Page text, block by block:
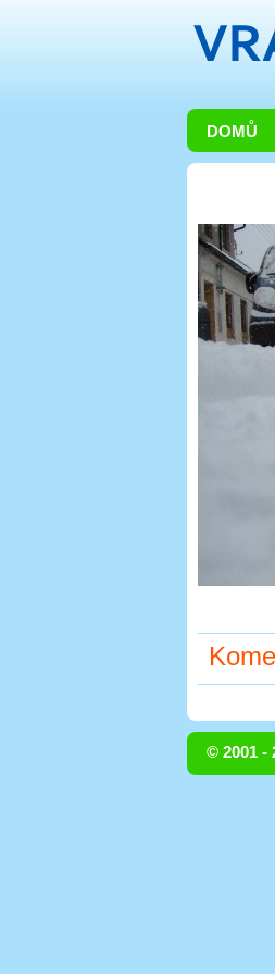
DOMŮ
© 2001 -